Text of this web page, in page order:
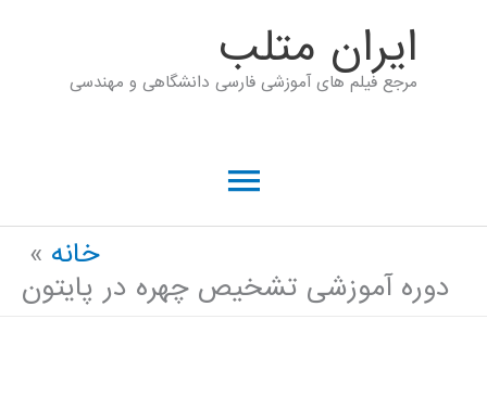
ايران متلب
مرجع فیلم های آموزشی فارسی دانشگاهی و مهندسی
فهرست
خانه
دوره آموزشی تشخیص چهره در پایتون